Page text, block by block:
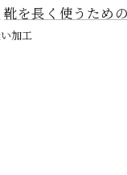
靴を長く使うため
加工